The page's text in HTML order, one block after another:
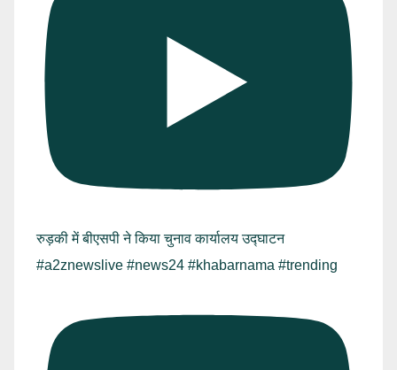
रुड़की में बीएसपी ने किया चुनाव कार्यालय उद्घाटन
#a2znewslive #news24 #khabarnama #trending